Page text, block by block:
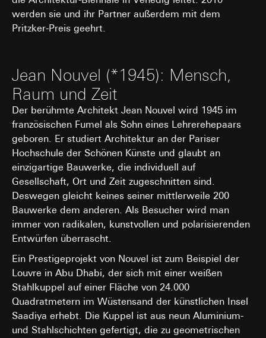
werden sie und ihr Partner außerdem mit dem
Pritzker-Preis geehrt.
Jean Nouvel (*1945): Mensch,
Raum und Zeit
Der berühmte Architekt Jean Nouvel wird 1945 im
französischen Fumel als Sohn eines Lehrerehepaars
geboren. Er studiert Architektur an der Pariser
Hochschule der Schönen Künste und glaubt an
einzigartige Bauwerke, die individuell auf
Gesellschaft, Ort und Zeit zugeschnitten sind.
Deswegen gleicht keines seiner mittlerweile 200
Bauwerke dem anderen. Als Besucher wird man
immer von radikalen, kunstvollen und polarisierenden
Entwürfen überrascht.
Ein Prestigeprojekt von Nouvel ist zum Beispiel der
Louvre in Abu Dhabi, der sich mit einer weißen
Stahlkuppel auf einer Fläche von 24.000
Quadratmetern im Wüstensand der künstlichen Insel
Saadiya erhebt. Die Kuppel ist aus neun Aluminium-
und Stahlschichten gefertigt, die zu geometrischen